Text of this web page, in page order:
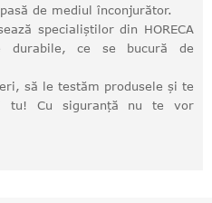
de mediul înconjurător.
specialiștilor din HORECA
durabile, ce se bucură de
să le testăm produsele și te
tu! Cu siguranță nu te vor